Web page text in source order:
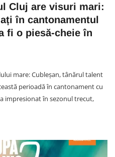
Cluj are visuri mari:
în cantonamentul
fi o piesă-cheie în
mare: Cubleșan, tânărul talent
perioadă în cantonament cu
impresionat în sezonul trecut,